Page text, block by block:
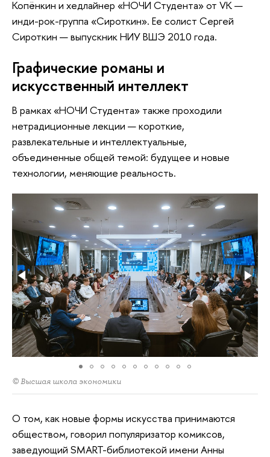
Копёнкин и хедлайнер «НОЧИ Студента» от VK —
инди-рок-группа «Сироткин». Ее солист Сергей
Сироткин — выпускник НИУ ВШЭ 2010 года.
Графические романы и
искусственный интеллект
В рамках «НОЧИ Студента» также проходили
нетрадиционные лекции — короткие,
развлекательные и интеллектуальные,
объединенные общей темой: будущее и новые
технологии, меняющие реальность.
© Высшая школа экономики
О том, как новые формы искусства принимаются
обществом, говорил популяризатор комиксов,
заведующий SMART-библиотекой имени Анны